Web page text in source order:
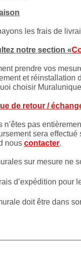
les frais de
notre section «
prendre vos
et réinstallation
choisir
de retour /
n’êtes pas
sera
nouscontacter.
sur mesure ne
d’expédition pour
doit être dans